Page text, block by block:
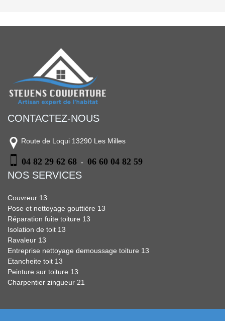
CONTACTEZ-NOUS
Route de Loqui 13290 Les Milles
04 82 29 62 68 - 06 60 04 82 59
NOS SERVICES
Couvreur 13
Pose et nettoyage gouttière 13
Réparation fuite toiture 13
Isolation de toit 13
Ravaleur 13
Entreprise nettoyage demoussage toiture 13
Etancheite toit 13
Peinture sur toiture 13
Charpentier zingueur 21